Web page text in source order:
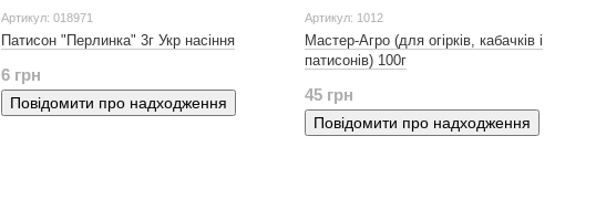
Артикул: 018971
Патисон "Перлинка" 3г Укр насіння
6 грн
Повідомити про надходження
Артикул: 1012
Мастер-Агро (для огірків, кабачків і
патисонів) 100г
45 грн
Повідомити про надходження